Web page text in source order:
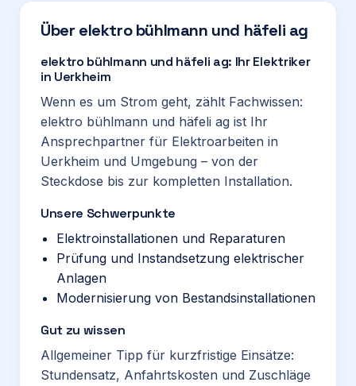
Über elektro bühlmann und häfeli ag
elektro bühlmann und häfeli ag: Ihr Elektriker
in Uerkheim
Wenn es um Strom geht, zählt Fachwissen:
elektro bühlmann und häfeli ag ist Ihr
Ansprechpartner für Elektroarbeiten in
Uerkheim und Umgebung – von der
Steckdose bis zur kompletten Installation.
Unsere Schwerpunkte
Elektroinstallationen und Reparaturen
Prüfung und Instandsetzung elektrischer
Anlagen
Modernisierung von Bestandsinstallationen
Gut zu wissen
Allgemeiner Tipp für kurzfristige Einsätze:
Stundensatz, Anfahrtskosten und Zuschläge